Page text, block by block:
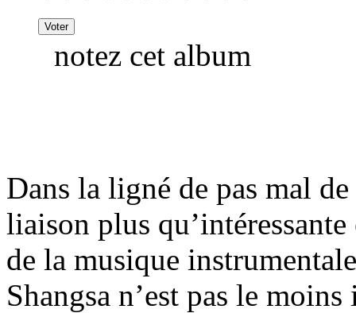
notez cet album
Dans la ligné de pas mal
liaison plus
de la musique
Shangsa n’est pas le moins